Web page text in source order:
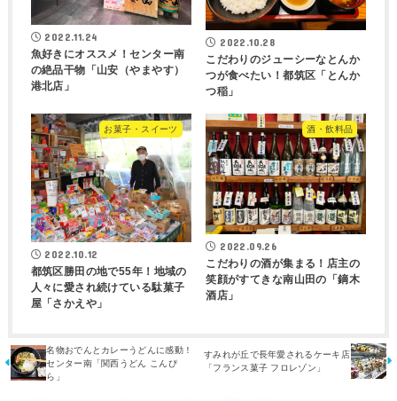
2022.11.24
魚好きにオススメ！センター南
の絶品干物「山安（やまやす）
港北店」
2022.10.28
こだわりのジューシーなとんか
つが食べたい！都筑区「とんか
つ稲」
お菓子・スイーツ
2022.10.12
都筑区勝田の地で55年！地域の
人々に愛され続けている駄菓子
屋「さかえや」
酒・飲料品
2022.09.26
こだわりの酒が集まる！店主の
笑顔がすてきな南山田の「鏑木
酒店」
名物おでんとカレーうどんに感動！
センター南「関西うどん こんぴ
ら」
すみれが丘で長年愛されるケーキ店
「フランス菓子 フロレゾン」